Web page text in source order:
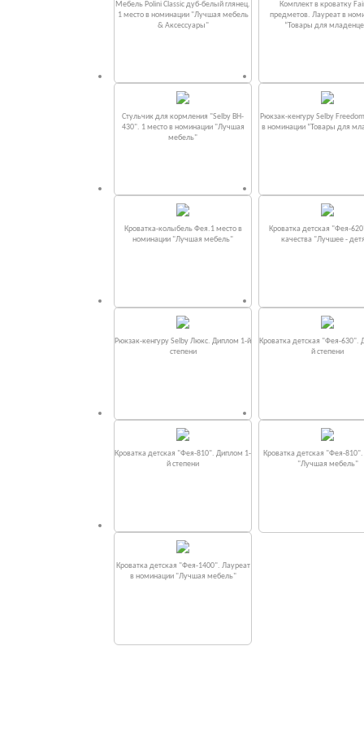
Мебель Polini Classic дуб-белый глянец.
1 место в номинации "Лучшая мебель
& Аксессуары"
Комплект в кроватку
предметов. Лауреат в
“Товары для
Стульчик для кормления "Selby BH-
430". 1 место в номинации "Лучшая
мебель"
Рюкзак-кенгуру Selby
в номинации “Товары для
Кроватка-колыбель Фея.1 место в
номинации "Лучшая мебель"
Кроватка детская "Фея-
качества "Лучшее -
Рюкзак-кенгуру Selby Люкс. Диплом 1-й
степени
Кроватка детская "Фея-630".
й степени
Кроватка детская "Фея-810". Диплом 1-
й степени
Кроватка детская "Фея-
"Лучшая мебель"
Кроватка детская "Фея-1400". Лауреат
в номинации "Лучшая мебель"